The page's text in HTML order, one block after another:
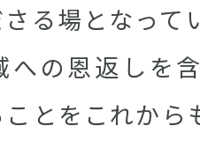
る場となって
への恩返しを
とをこれから